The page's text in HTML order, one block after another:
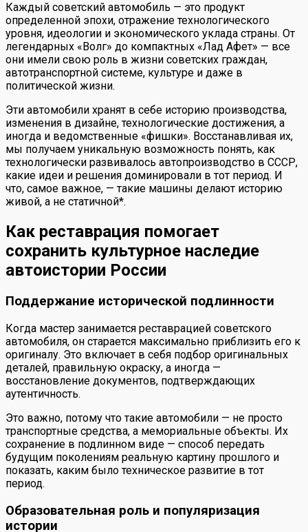
Каждый советский автомобиль — это продукт
определенной эпохи, отражение технологического
уровня, идеологии и экономического уклада страны. От
легендарных «Волг» до компактных «Лад Афет» — все
они имели свою роль в жизни советских граждан,
автотранспортной системе, культуре и даже в
политической жизни.
Эти автомобили хранят в себе историю производства,
изменения в дизайне, технологические достижения, а
иногда и ведомственные «фишки». Восстанавливая их,
мы получаем уникальную возможность понять, как
технологически развивалось автопроизводство в СССР,
какие идеи и решения доминировали в тот период. И
что, самое важное, — такие машины делают историю
живой, а не статичной*.
Как реставрация помогает
сохранить культурное наследие
автоистории России
Поддержание исторической подлинности
Когда мастер занимается реставрацией советского
автомобиля, он старается максимально приблизить его к
оригиналу. Это включает в себя подбор оригинальных
деталей, правильную окраску, а иногда —
восстановление документов, подтверждающих
аутентичность.
Это важно, потому что такие автомобили — не просто
транспортные средства, а мемориальные объекты. Их
сохранение в подлинном виде — способ передать
будущим поколениям реальную картину прошлого и
показать, каким было техническое развитие в тот
период.
Образовательная роль и популяризация
истории